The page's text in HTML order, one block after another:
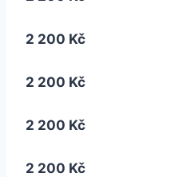
2 200 Kč
2 200 Kč
2 200 Kč
2 200 Kč